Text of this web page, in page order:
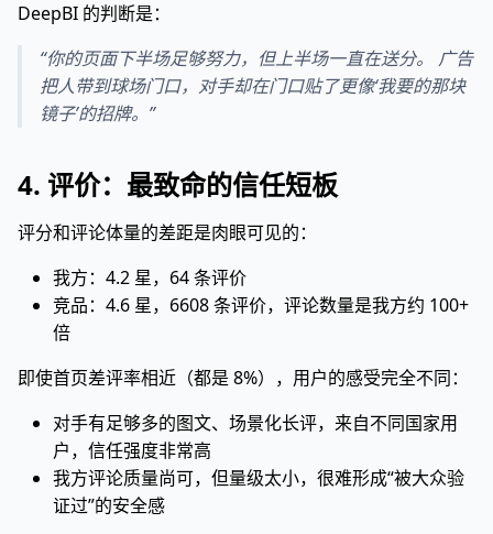
DeepBI 的判断是：
“你的页面下半场足够努力，但上半场一直在送分。 广告
把人带到球场门口，对手却在门口贴了更像‘我要的那块
镜子’的招牌。”
4. 评价：最致命的信任短板
评分和评论体量的差距是肉眼可见的：
我方：4.2 星，64 条评价
竞品：4.6 星，6608 条评价，评论数量是我方约 100+
倍
即使首页差评率相近（都是 8%），用户的感受完全不同：
对手有足够多的图文、场景化长评，来自不同国家用
户，信任强度非常高
我方评论质量尚可，但量级太小，很难形成“被大众验
证过”的安全感